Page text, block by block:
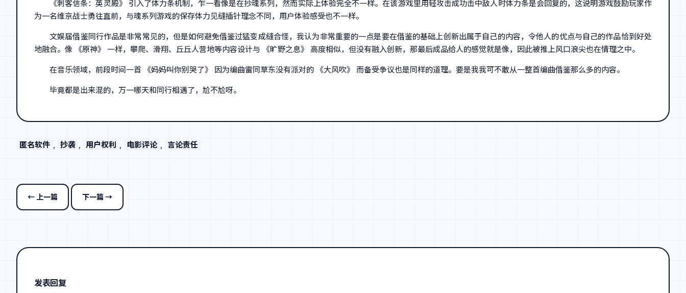
《刺客信条：英灵殿》 引入了体力条机制，乍一看像是在抄魂系列，然而实际上体验完全不一样。在该游戏里用轻攻击成功击中敌人时体力条是会回复的，这说明游戏鼓励玩家作
为一名维京战士勇往直前，与魂系列游戏的保存体力见缝插针理念不同，用户体验感受也不一样。
文娱届借鉴同行作品是非常常见的，但是如何避免借鉴过猛变成缝合怪，我认为非常重要的一点是要在借鉴的基础上创新出属于自己的内容，令他人的优点与自己的作品恰到好处
地融合。像 《原神》 一样，攀爬、滑翔、丘丘人营地等内容设计与 《旷野之息》 高度相似，但没有融入创新，那最后成品给人的感觉就是像，因此被推上风口浪尖也在情理之中。
在音乐领域，前段时间一首 《妈妈叫你别哭了》 因为编曲雷同草东没有派对的 《大风吹》 而备受争议也是同样的道理。要是我我可不敢从一整首编曲借鉴那么多的内容。
毕竟都是出来混的，万一哪天和同行相遇了，尬不尬呀。
匿名软件 , 抄袭 , 用户权利 , 电影评论 , 言论责任
← 上一篇 下一篇 →
发表回复